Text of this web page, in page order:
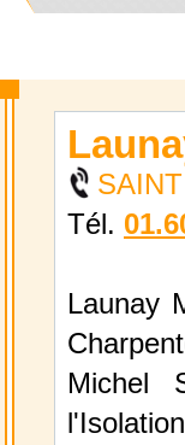
Tél.
Launay
Michel